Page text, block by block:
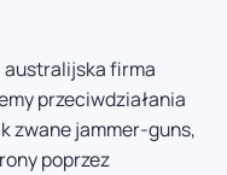
australijska firma
przeciwdziałania
zwane jammer-guns,
poprzez